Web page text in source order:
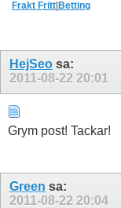
Frakt Fritt Betting
HejSeo sa:
2011-08-22 20:01
Grym post! Tackar!
Green sa:
2011-08-22 20:04